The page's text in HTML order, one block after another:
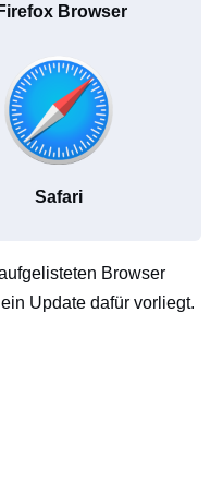
Firefox Browser
Safari
Browser
Update dafür vorliegt.